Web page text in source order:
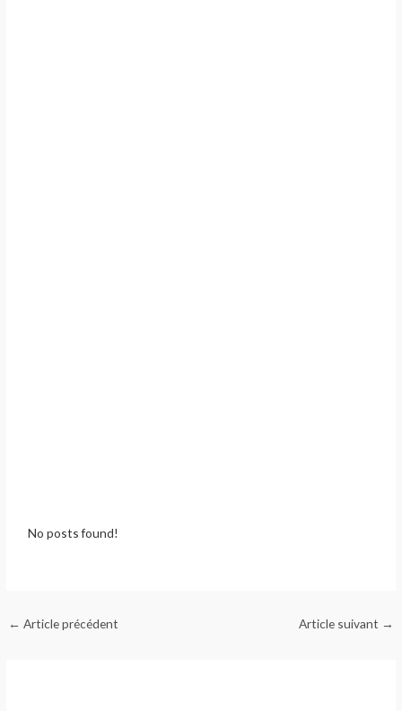
No posts found!
← Article précédent Article suivant →